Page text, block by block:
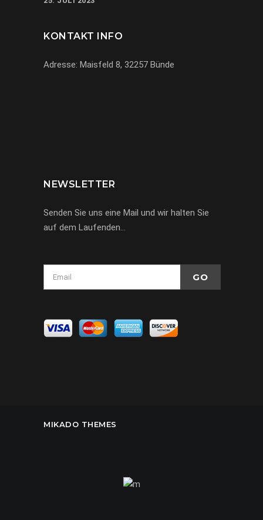
KONTAKT INFO
Adresse: Maisfeld 8, 32257 Bünde
NEWSLETTER
Senden Sie uns eine Mail und wir halten Sie
auf dem Laufenden…
MIKADO THEMES